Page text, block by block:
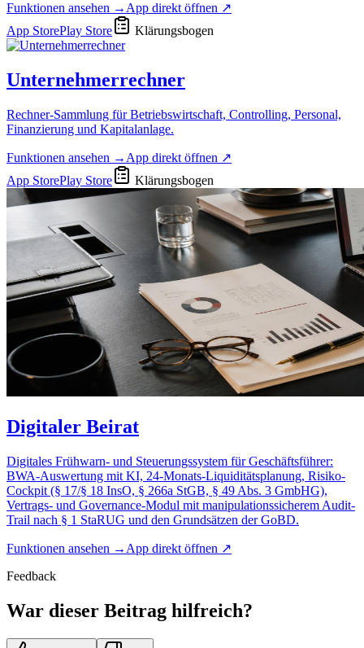
Funktionen ansehen → App direkt öffnen ↗
App StorePlay Store Klärungsbogen
Unternehmerrechner
Rechner-Sammlung für Betriebswirtschaft, Controlling, Personal,
Finanzierung und Kapitalanlage.
Funktionen ansehen → App direkt öffnen ↗
App StorePlay Store Klärungsbogen
Digitaler Beirat
Digitales Frühwarn- und Steuerungssystem für Geschäftsführer:
BWA-Auswertung mit KI, 24-Monats-Liquiditätsplanung, Risiko-
Cockpit (§ 17/§ 18 InsO, § 266a StGB, § 49 Abs. 3 GmbHG),
Vertrags- und Governance-Modul mit manipulationssicherem Audit-
Trail nach § 1 StaRUG und den Grundsätzen der GoBD.
Funktionen ansehen → App direkt öffnen ↗
Feedback
War dieser Beitrag hilfreich?